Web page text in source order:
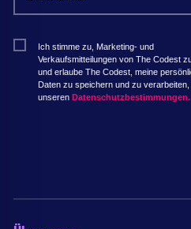
Ich stimme zu, Marketing- und
Verkaufsmitteilungen von The Codest
und erlaube The Codest, meine
Daten zu speichern und zu verarbeiten,
unseren Datenschutzbestimmungen.